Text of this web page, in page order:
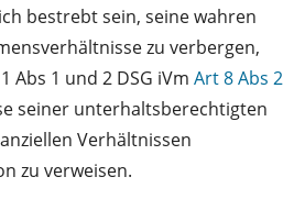
bestrebt sein, seine wahren
zu verbergen,
Abs 1 und 2 DSG iVm Art 8 Abs 2
seiner unterhaltsberechtigten
Verhältnissen
zu verweisen.